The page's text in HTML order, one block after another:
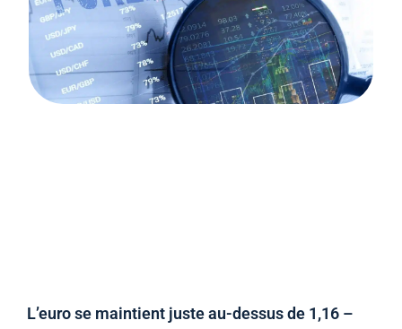
L’euro se maintient juste au-dessus de 1,16 –